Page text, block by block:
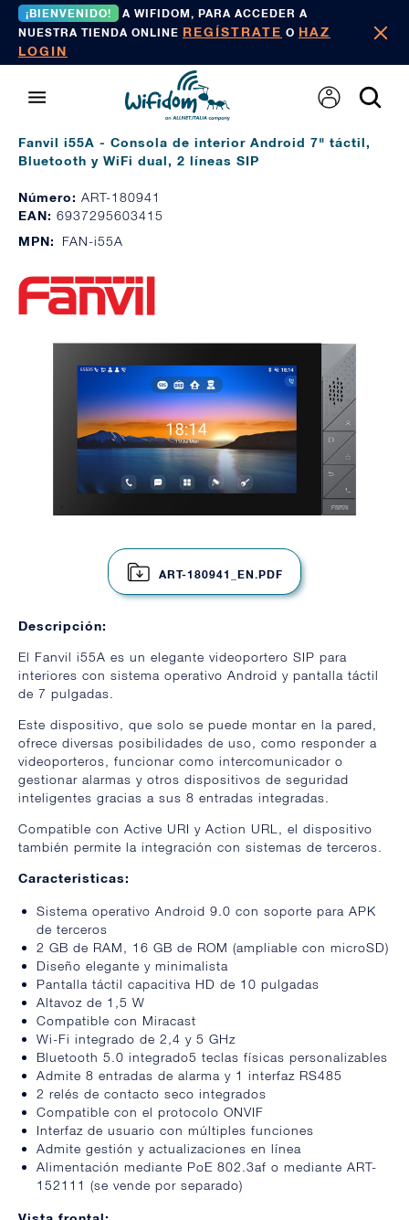
¡BIENVENIDO!
A WIFIDOM, PARA ACCEDER A
NUESTRA TIENDA ONLINE REGÍSTRATE O HAZ
LOGIN
Fanvil i55A - Consola de interior Android 7" táctil,
Bluetooth y WiFi dual, 2 líneas SIP
Número: ART-180941
EAN: 6937295603415
MPN:
FAN-i55A
ART-180941_EN.PDF
Descripción:
El Fanvil i55A es un elegante videoportero SIP para
interiores con sistema operativo Android y pantalla táctil
de 7 pulgadas.
Este dispositivo, que solo se puede montar en la pared,
ofrece diversas posibilidades de uso, como responder a
videoporteros, funcionar como intercomunicador o
gestionar alarmas y otros dispositivos de seguridad
inteligentes gracias a sus 8 entradas integradas.
Compatible con Active URI y Action URL, el dispositivo
también permite la integración con sistemas de terceros.
Caracteristicas:
Sistema operativo Android 9.0 con soporte para APK
de terceros
2 GB de RAM, 16 GB de ROM (ampliable con microSD)
Diseño elegante y minimalista
Pantalla táctil capacitiva HD de 10 pulgadas
Altavoz de 1,5 W
Compatible con Miracast
Wi-Fi integrado de 2,4 y 5 GHz
Bluetooth 5.0 integrado5 teclas físicas personalizables
Admite 8 entradas de alarma y 1 interfaz RS485
2 relés de contacto seco integrados
Compatible con el protocolo ONVIF
Interfaz de usuario con múltiples funciones
Admite gestión y actualizaciones en línea
Alimentación mediante PoE 802.3af o mediante ART-
152111 (se vende por separado)